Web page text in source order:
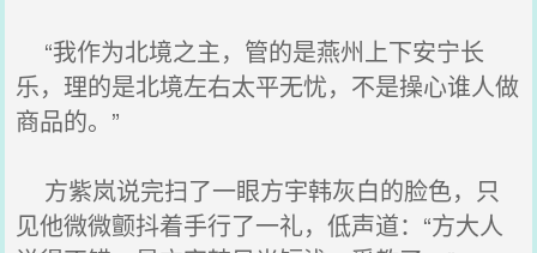
“我作为北境之主，管的是燕州上下安宁长
乐，理的是北境左右太平无忧，不是操心谁人做
商品的。”
方紫岚说完扫了一眼方宇韩灰白的脸色，只
见他微微颤抖着手行了一礼，低声道：“方大人